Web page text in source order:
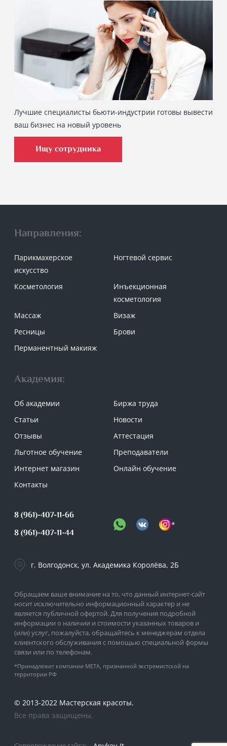
Лучшие специалисты бьюти-индустрии готовы вывести
ваш бизнес на новый уровень
Ищу сотрудника
Обращаем ваше внимание на то, что данный интернет-сайт
носит исключительно информационный характер и не
является публичной офертой. Для получения подробной
информации о наличии и стоимости указанных товаров и
(или) услуг, пожалуйста, обращайтесь к менеджерам отдела
клиентского обслуживания с помощью специальной формы
связи или по телефонам.
*Принадлежит компании META, признанной экстремистской на
территории РФ
Направления:
Парикмахерское
искусство
Ногтевой сервис
Косметология
Инъекционная
косметология
Массаж
Визаж
Ресницы
Брови
Перманентный макияж
Академия:
Об академии
Биржа труда
Статьи
Новости
Отзывы
Аттестация
Льготное обучение
Преподаватели
Интернет магазин
Онлайн обучение
Контакты
© 2013-2022 Мастерская красоты.
Все права защищены.
8 (961)-407-11-66
8 (961)-407-11-44
*
г. Волгодонск, ул. Академика Королёва, 2Б